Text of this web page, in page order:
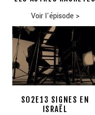
Voir l'épisode >
S02E13 SIGNES EN
ISRAËL